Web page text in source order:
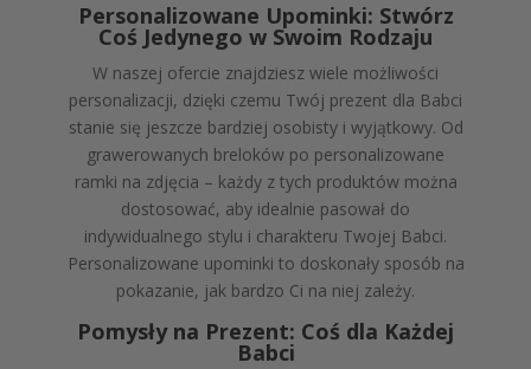
Personalizowane Upominki: Stwórz
Coś Jedynego w Swoim Rodzaju
W naszej ofercie znajdziesz wiele możliwości
personalizacji, dzięki czemu Twój prezent dla Babci
stanie się jeszcze bardziej osobisty i wyjątkowy. Od
grawerowanych breloków po personalizowane
ramki na zdjęcia – każdy z tych produktów można
dostosować, aby idealnie pasował do
indywidualnego stylu i charakteru Twojej Babci.
Personalizowane upominki to doskonały sposób na
pokazanie, jak bardzo Ci na niej zależy.
Pomysły na Prezent: Coś dla Każdej
Babci